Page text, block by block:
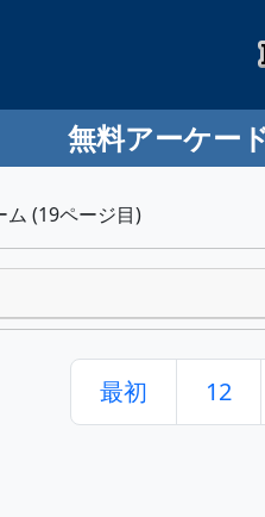
無料アーケー
ム (19ページ目)
最初 12